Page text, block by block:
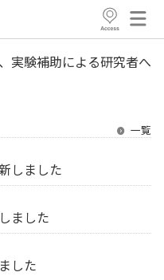
実験補助による研究者へ
一覧
しました
ました
した